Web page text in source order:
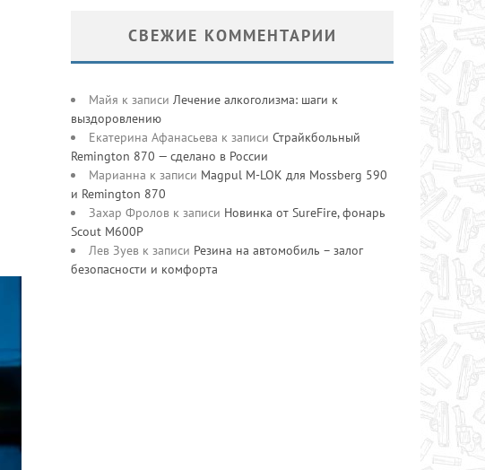
СВЕЖИЕ КОММЕНТАРИИ
Майя к записи Лечение алкоголизма: шаги к
выздоровлению
Екатерина Афанасьева к записи Страйкбольный
Remington 870 — сделано в России
Марианна к записи Magpul M-LOK для Mossberg 590
и Remington 870
Захар Фролов к записи Новинка от SureFire, фонарь
Scout M600P
Лев Зуев к записи Резина на автомобиль – залог
безопасности и комфорта